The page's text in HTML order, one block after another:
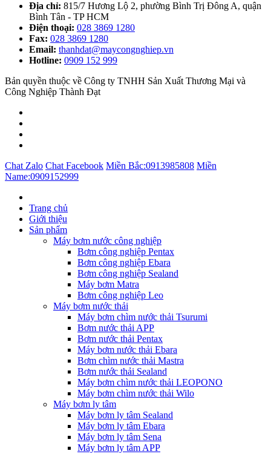
Địa chỉ: 815/7 Hương Lộ 2, phường Bình Trị Đông A, quận
Bình Tân - TP HCM
Điện thoại: 028 3869 1280
Fax: 028 3869 1280
Email: thanhdat@maycongnghiep.vn
Hotline: 0909 152 999
Bản quyền thuộc về Công ty TNHH Sản Xuất Thương Mại và
Công Nghiệp Thành Đạt
Chat Zalo Chat Facebook Miền Bắc:0913985808 Miền
Name:0909152999
Trang chủ
Giới thiệu
Sản phẩm
Máy bơm nước công nghiệp
Bơm công nghiệp Pentax
Bơm công nghiệp Ebara
Bơm công nghiệp Sealand
Máy bơm Matra
Bơm công nghiệp Leo
Máy bơm nước thải
Máy bơm chìm nước thải Tsurumi
Bơm nước thải APP
Bơm nước thải Pentax
Máy bơm nước thải Ebara
Bơm chìm nước thải Mastra
Bơm nước thải Sealand
Máy bơm chìm nước thải LEOPONO
Máy bơm chìm nước thải Wilo
Máy bơm ly tâm
Máy bơm ly tâm Sealand
Máy bơm ly tâm Ebara
Máy bơm ly tâm Sena
Máy bơm ly tâm APP